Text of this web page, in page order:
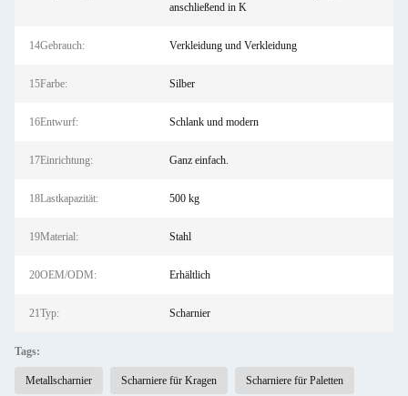
anschließend in K
14Gebrauch: Verkleidung und Verkleidung
15Farbe: Silber
16Entwurf: Schlank und modern
17Einrichtung: Ganz einfach.
18Lastkapazität: 500 kg
19Material: Stahl
20OEM/ODM: Erhältlich
21Typ: Scharnier
Tags:
Metallscharnier Scharniere für Kragen Scharniere für Paletten